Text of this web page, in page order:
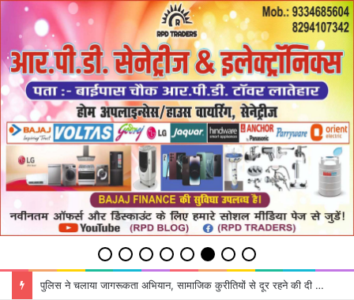
पुलिस ने चलाया जागरूकता अभियान, सामाजिक कुरीतियों से दूर रहने की दी सलाह